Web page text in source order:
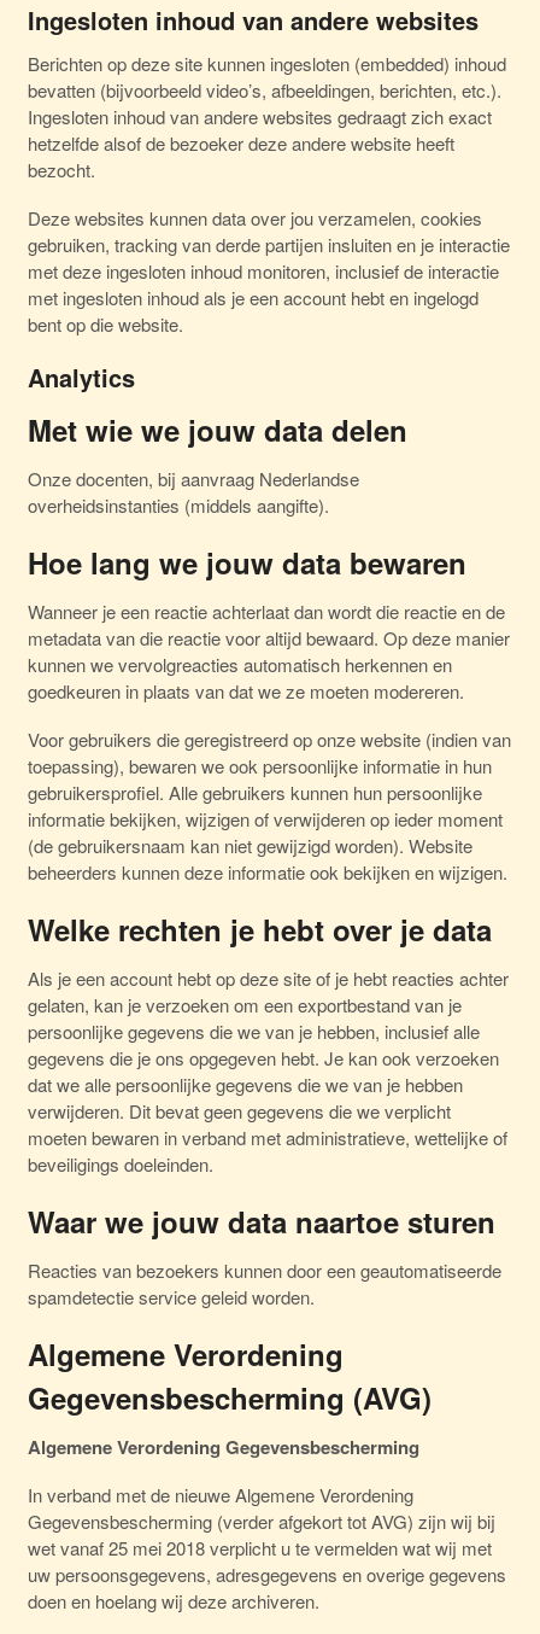
Ingesloten inhoud van andere websites
Berichten op deze site kunnen ingesloten (embedded) inhoud
bevatten (bijvoorbeeld video’s, afbeeldingen, berichten, etc.).
Ingesloten inhoud van andere websites gedraagt zich exact
hetzelfde alsof de bezoeker deze andere website heeft
bezocht.
Deze websites kunnen data over jou verzamelen, cookies
gebruiken, tracking van derde partijen insluiten en je interactie
met deze ingesloten inhoud monitoren, inclusief de interactie
met ingesloten inhoud als je een account hebt en ingelogd
bent op die website.
Analytics
Met wie we jouw data delen
Onze docenten, bij aanvraag Nederlandse
overheidsinstanties (middels aangifte).
Hoe lang we jouw data bewaren
Wanneer je een reactie achterlaat dan wordt die reactie en de
metadata van die reactie voor altijd bewaard. Op deze manier
kunnen we vervolgreacties automatisch herkennen en
goedkeuren in plaats van dat we ze moeten modereren.
Voor gebruikers die geregistreerd op onze website (indien van
toepassing), bewaren we ook persoonlijke informatie in hun
gebruikersprofiel. Alle gebruikers kunnen hun persoonlijke
informatie bekijken, wijzigen of verwijderen op ieder moment
(de gebruikersnaam kan niet gewijzigd worden). Website
beheerders kunnen deze informatie ook bekijken en wijzigen.
Welke rechten je hebt over je data
Als je een account hebt op deze site of je hebt reacties achter
gelaten, kan je verzoeken om een exportbestand van je
persoonlijke gegevens die we van je hebben, inclusief alle
gegevens die je ons opgegeven hebt. Je kan ook verzoeken
dat we alle persoonlijke gegevens die we van je hebben
verwijderen. Dit bevat geen gegevens die we verplicht
moeten bewaren in verband met administratieve, wettelijke of
beveiligings doeleinden.
Waar we jouw data naartoe sturen
Reacties van bezoekers kunnen door een geautomatiseerde
spamdetectie service geleid worden.
Algemene Verordening
Gegevensbescherming (AVG)
Algemene Verordening Gegevensbescherming
In verband met de nieuwe Algemene Verordening
Gegevensbescherming (verder afgekort tot AVG) zijn wij bij
wet vanaf 25 mei 2018 verplicht u te vermelden wat wij met
uw persoonsgegevens, adresgegevens en overige gegevens
doen en hoelang wij deze archiveren.